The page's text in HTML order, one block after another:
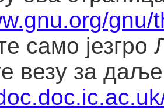
само језгро
везу за